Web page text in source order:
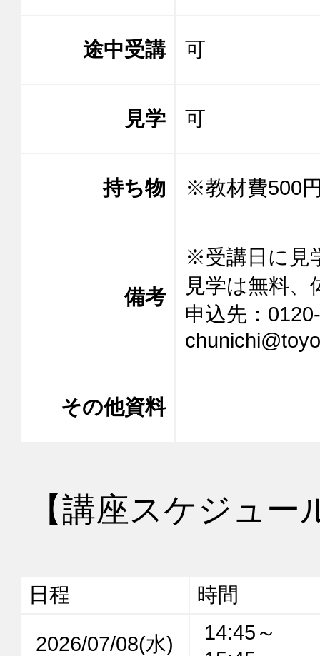
途中受講 可
見学 可
持ち物 ※教材費500
備考
※受講日に見
見学は無料、
申込先：
その他資料
【講座スケジュー
日程 時間
2026/07/08(水)
14:45～